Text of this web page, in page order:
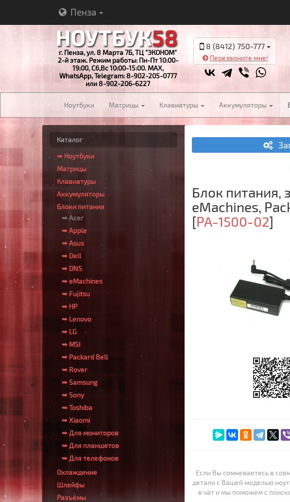
Пенза
г. Пенза, ул. 8 Марта 7Б, ТЦ "ЭКОНОМ"
2-й этаж. Режим работы: Пн-Пт 10:00-
19:00, Сб,Вс 10:00-15:00. MAX,
WhatsApp, Telegram: 8-902-205-0777
или 8-902-206-6227
8 (8412) 750-777
Перезвоните мне!
Ноутбуки Матрицы Клавиатуры Аккумуляторы
Каталог
➥ Ноутбуки
Матрицы
Клавиатуры
Аккумуляторы
Блоки питания
➥ Acer
➥ Apple
➥ Asus
➥ Dell
➥ DNS
➥ eMachines
➥ Fujitsu
➥ HP
➥ Lenovo
➥ LG
➥ MSI
➥ Packard Bell
➥ Rover
➥ Samsung
➥ Sony
➥ Toshiba
➥ Xiaomi
➥ Для мониторов
➥ Для планшетов
➥ Для телефонов
Охлаждение
Шлейфы
Разъёмы
Блок питания,
eMachines,
[PA-1500-02]
Если Вы сомневаетесь в
детали с Вашей моделью
в чат и мы поможем с